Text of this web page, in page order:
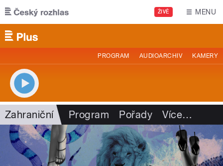
Přejít k hlavnímu obsahu
ŽIVĚ MENU
PROGRAM AUDIOARCHIV KAMERY
Zahraniční Program Pořady Více…